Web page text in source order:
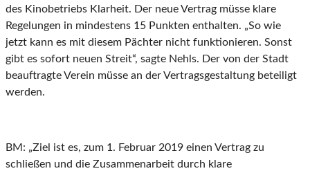
des Kinobetriebs Klarheit. Der neue Vertrag müsse klare
Regelungen in mindestens 15 Punkten enthalten. „So wie
jetzt kann es mit diesem Pächter nicht funktionieren. Sonst
gibt es sofort neuen Streit“, sagte Nehls. Der von der Stadt
beauftragte Verein müsse an der Vertragsgestaltung beteiligt
werden.
BM: „Ziel ist es, zum 1. Februar 2019 einen Vertrag zu
schließen und die Zusammenarbeit durch klare